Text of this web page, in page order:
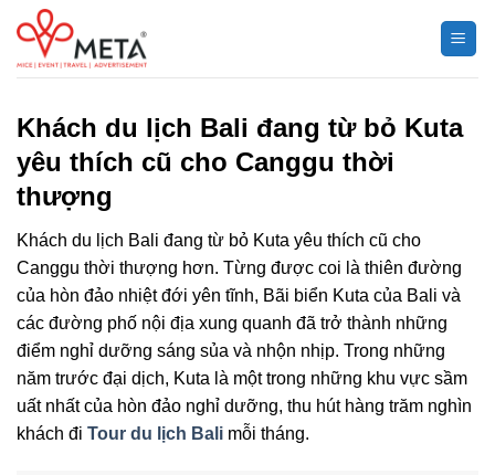
Chuyển
đến
nội
Khách du lịch Bali đang từ bỏ Kuta
yêu thích cũ cho Canggu thời
thượng
Khách du lịch Bali đang từ bỏ Kuta yêu thích cũ cho
Canggu thời thượng hơn. Từng được coi là thiên đường
của hòn đảo nhiệt đới yên tĩnh, Bãi biển Kuta của Bali và
các đường phố nội địa xung quanh đã trở thành những
điểm nghỉ dưỡng sáng sủa và nhộn nhịp. Trong những
năm trước đại dịch, Kuta là một trong những khu vực sầm
uất nhất của hòn đảo nghỉ dưỡng, thu hút hàng trăm nghìn
khách đi Tour du lịch Bali mỗi tháng.